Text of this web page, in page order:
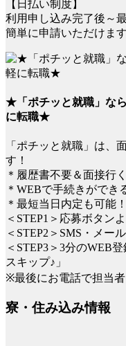
【日払い制度】
利用申し込み完了後～
簡単に申請いただけま
★「ポチッと就職」な
に転職★
「ポチッと就職」は、
す！
＊履歴書不要＆面接行
＊WEBで手続きができ
＊最短当日内定も可能！
＜STEP1＞応募ボタン
＜STEP2＞SMS・メー
＜STEP3＞3分のWEB
スキップ♪」
※最後にお電話で担当
寮・住み込み情報